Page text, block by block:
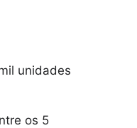
unidades
os 5